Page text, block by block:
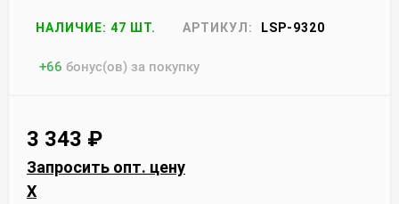
НАЛИЧИЕ: 47 ШТ. АРТИКУЛ: LSP-9320
+66 бонус(ов) за покупку
3 343 ₽
Запросить опт. цену
X